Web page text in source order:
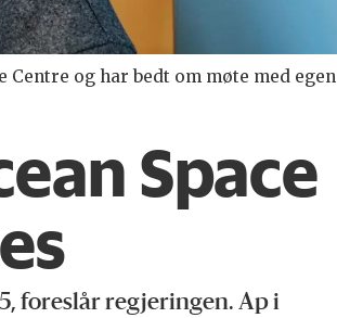
og har bedt om møte med egen
Space
foreslår regjeringen. Ap i